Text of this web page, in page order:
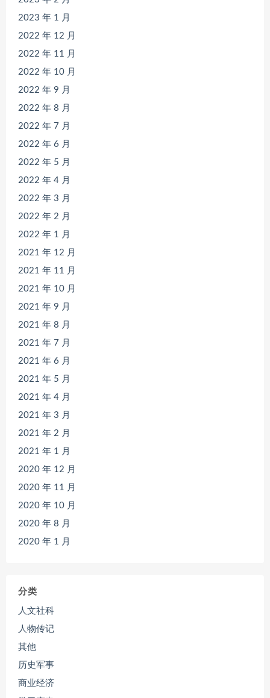
2023 年 1 月
2022 年 12 月
2022 年 11 月
2022 年 10 月
2022 年 9 月
2022 年 8 月
2022 年 7 月
2022 年 6 月
2022 年 5 月
2022 年 4 月
2022 年 3 月
2022 年 2 月
2022 年 1 月
2021 年 12 月
2021 年 11 月
2021 年 10 月
2021 年 9 月
2021 年 8 月
2021 年 7 月
2021 年 6 月
2021 年 5 月
2021 年 4 月
2021 年 3 月
2021 年 2 月
2021 年 1 月
2020 年 12 月
2020 年 11 月
2020 年 10 月
2020 年 8 月
2020 年 1 月
分类
人文社科
人物传记
其他
历史军事
商业经济